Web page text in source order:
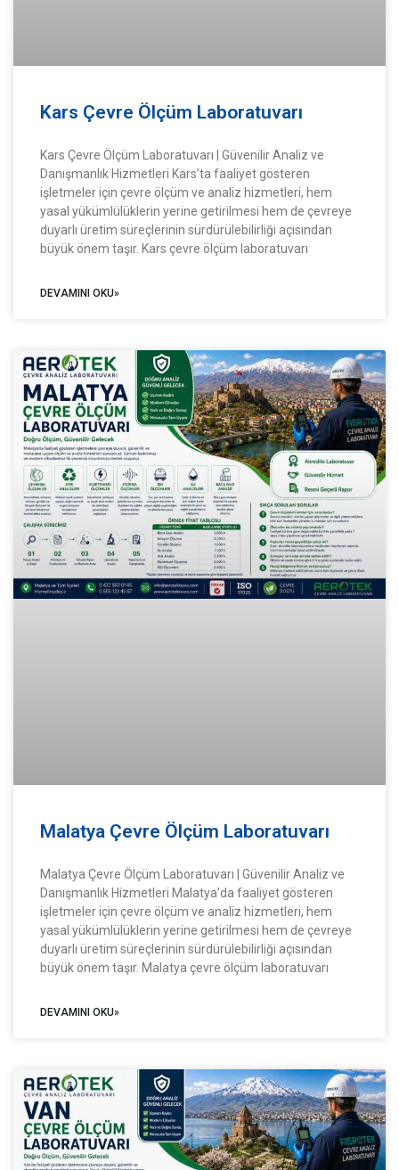
Kars Çevre Ölçüm Laboratuvarı
Kars Çevre Ölçüm Laboratuvarı | Güvenilir Analiz ve
Danışmanlık Hizmetleri Kars’ta faaliyet gösteren
işletmeler için çevre ölçüm ve analiz hizmetleri, hem
yasal yükümlülüklerin yerine getirilmesi hem de çevreye
duyarlı üretim süreçlerinin sürdürülebilirliği açısından
büyük önem taşır. Kars çevre ölçüm laboratuvarı
DEVAMINI OKU»
Malatya Çevre Ölçüm Laboratuvarı
Malatya Çevre Ölçüm Laboratuvarı | Güvenilir Analiz ve
Danışmanlık Hizmetleri Malatya’da faaliyet gösteren
işletmeler için çevre ölçüm ve analiz hizmetleri, hem
yasal yükümlülüklerin yerine getirilmesi hem de çevreye
duyarlı üretim süreçlerinin sürdürülebilirliği açısından
büyük önem taşır. Malatya çevre ölçüm laboratuvarı
DEVAMINI OKU»